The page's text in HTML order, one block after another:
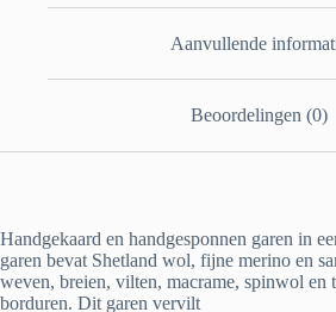
Aanvullende
Beoordelingen (0)
Handgekaard en handgesponnen garen in
garen bevat Shetland wol, fijne merino en
weven, breien, vilten, macrame, spinwol en
borduren. Dit garen vervilt